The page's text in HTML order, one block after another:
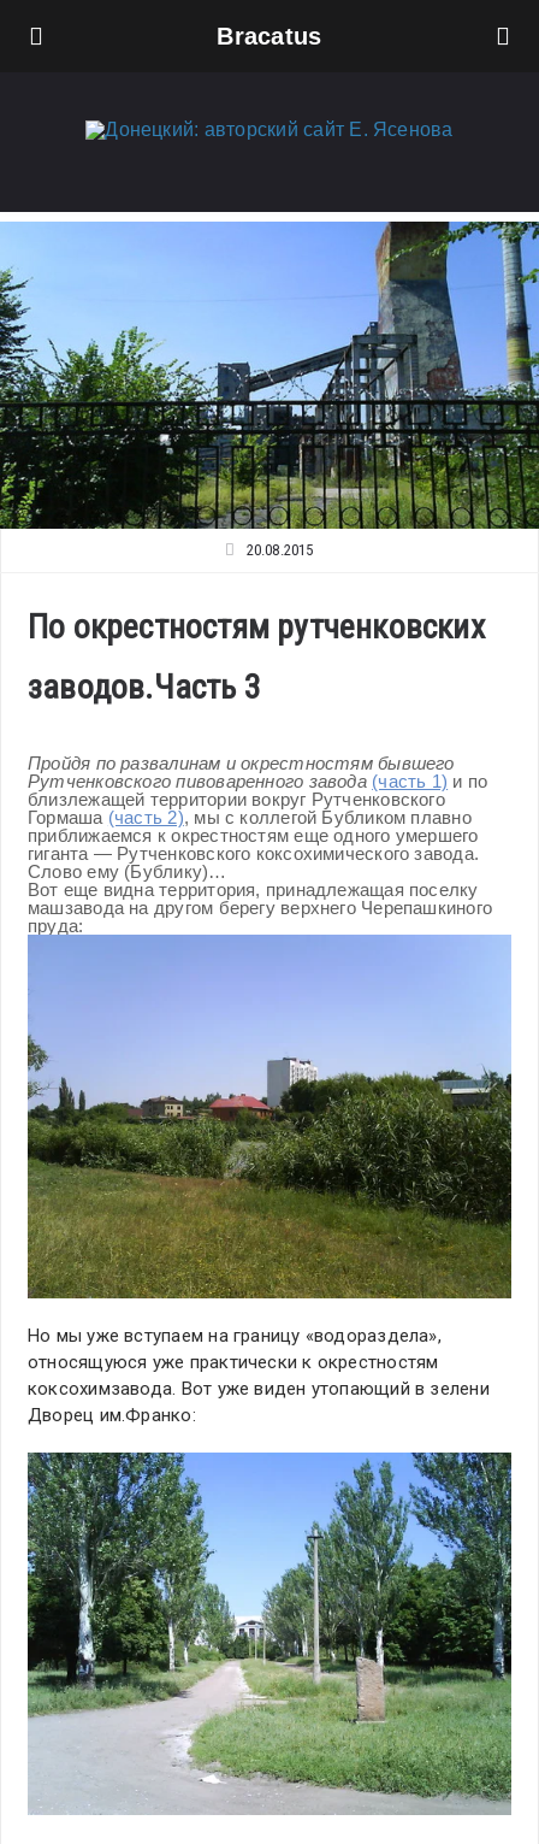
Bracatus
20.08.2015
По окрестностям рутченковских
заводов.Часть 3
Пройдя по развалинам и окрестностям бывшего
Рутченковского пивоваренного завода (часть 1) и по
близлежащей территории вокруг Рутченковского
Гормаша (часть 2), мы с коллегой Бубликом плавно
приближаемся к окрестностям еще одного умершего
гиганта — Рутченковского коксохимического завода.
Слово ему (Бублику)…
Вот еще видна территория, принадлежащая поселку
машзавода на другом берегу верхнего Черепашкиного
пруда:
Но мы уже вступаем на границу «водораздела»,
относящуюся уже практически к окрестностям
коксохимзавода. Вот уже виден утопающий в зелени
Дворец им.Франко: